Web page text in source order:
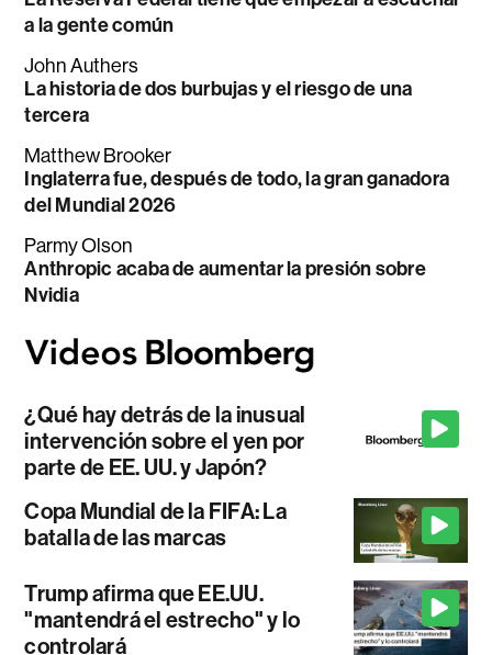
a la gente común
John Authers
La historia de dos burbujas y el riesgo de una
tercera
Matthew Brooker
Inglaterra fue, después de todo, la gran ganadora
del Mundial 2026
Parmy Olson
Anthropic acaba de aumentar la presión sobre
Nvidia
¿Qué hay detrás de la inusual
intervención sobre el yen por
parte de EE. UU. y Japón?
Copa Mundial de la FIFA: La
batalla de las marcas
Trump afirma que EE.UU.
"mantendrá el estrecho" y lo
controlará